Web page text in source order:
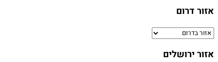
אזור דרום
אזור ירושלים